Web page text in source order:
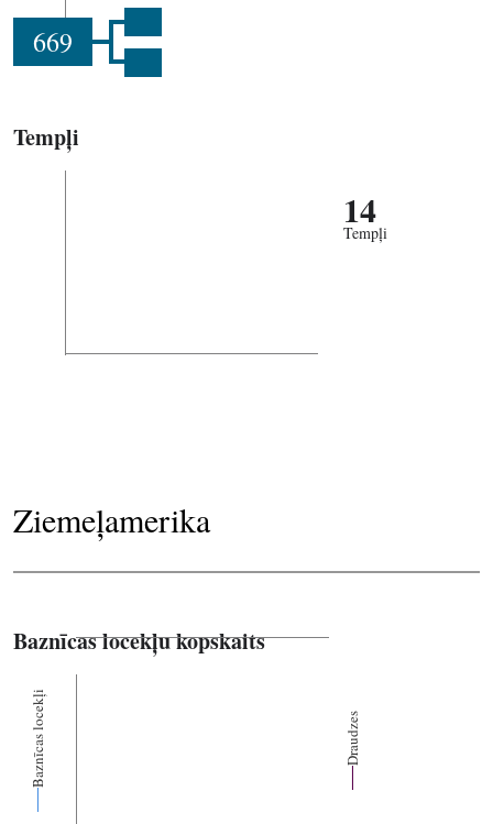
669
Tempļi
14
Tempļi
Ziemeļamerika
Baznīcas locekļu kopskaits
Baznīcas locekļi Draudzes